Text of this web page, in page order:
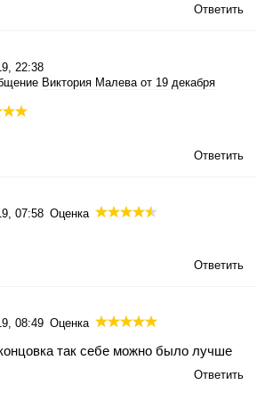
Ответить
22:38
Виктория Малева от 19 декабря
Ответить
07:58 Оценка
Ответить
08:49 Оценка
так себе можно было лучше
Ответить